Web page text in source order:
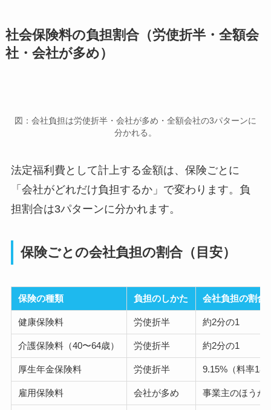
社会保険料の負担割合（労使折半・全額会
社・会社が多め）
図：会社負担は労使折半・会社が多め・全額会社の3パターンに
分かれる。
法定福利費として計上する金額は、保険ごとに
「会社がどれだけ負担するか」で変わります。負
担割合は3パターンに分かれます。
保険ごとの会社負担の割合（目安）
保険の種類 負担のしかた 会社負担の割合
健康保険料 労使折半 約2分の1
介護保険料（40〜64歳） 労使折半 約2分の1
厚生年金保険料 労使折半 9.15%（料率
雇用保険料 会社が多め 事業主のほうが